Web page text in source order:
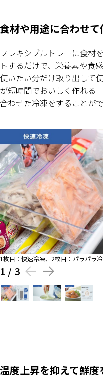
食材や用途に合わせ
フレキシブルトレーに食材
トするだけで、栄養素や食
使いたい分だけ取り出して
が短時間でおいしく作れる
合わせた冷凍をすることがで
1枚目：快速冷凍、2枚目：パラパラ
1 / 3
温度上昇を抑えて鮮度